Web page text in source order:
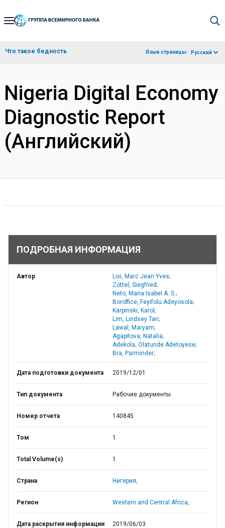
Skip
Navigation
Что такое бедность Язык страницы: Русский
Nigeria Digital Economy
Diagnostic Report
(Английский)
ПОДРОБНАЯ ИНФОРМАЦИЯ
Автор
Lixi, Marc Jean Yves;
Zottel, Siegfried;
Neto, Maria Isabel A. S.;
Boroffice, Feyifolu Adeyosola;
Karpinski, Karol;
Lim, Lindsey Tan;
Lawal, Maryam;
Agapitova, Natalia;
Adekola, Olatunde Adetoyese;
Bra, Parminder;
Дата подготовки документа 2019/12/01
Тип документа Рабочие документы
Номер отчета 140845
Том 1
Total Volume(s) 1
Страна Нигерия,
Регион Western and Central Africa,
Дата раскрытия информации 2019/06/03